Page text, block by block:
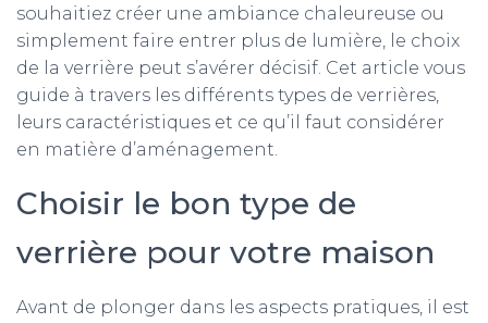
souhaitiez créer une ambiance chaleureuse ou
simplement faire entrer plus de lumière, le choix
de la verrière peut s’avérer décisif. Cet article vous
guide à travers les différents types de verrières,
leurs caractéristiques et ce qu’il faut considérer
en matière d’aménagement.
Choisir le bon type de
verrière pour votre maison
Avant de plonger dans les aspects pratiques, il est